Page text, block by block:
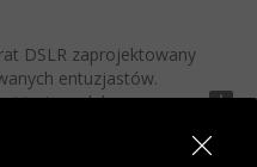
DSLR zaprojektowany
entuzjastów.
i jest produkowany przez